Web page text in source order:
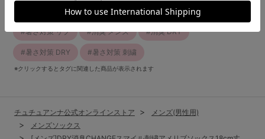
暑さ対策 消臭 メンズ 暑さ対策 アウトドア 暑さ対策
暑さ対策 リブ 消臭 メンズ 消臭 DRY
暑さ対策 DRY 暑さ対策 刺繍
※クリックするとタグに関連した商品が表示されます
チュチュアンナ公式オンラインストア
メンズ(男性用)
メンズソックス